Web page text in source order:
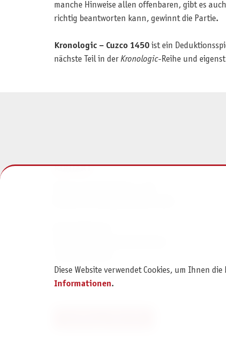
manche Hinweise allen offenbaren, gibt es
richtig beantworten kann, gewinnt die Partie.
Kronologic – Cuzco 1450ist ein
nächste Teil in der Kronologic-Reihe und
KONTAKT
Diese Website verwendet Cookies, um Ihnen
Informationen.